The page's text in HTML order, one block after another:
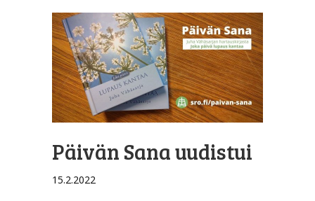
Päivän Sana uudistui
15.2.2022